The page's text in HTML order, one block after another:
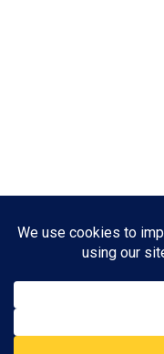
Jan Arnt Arkitekt MAA,